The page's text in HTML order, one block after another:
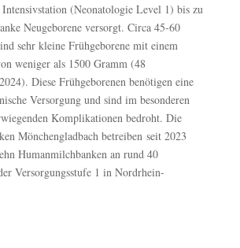
Intensivstation (Neonatologie Level 1) bis zu
Neugeborene versorgt. Circa 45-60
sehr kleine Frühgeborene mit einem
weniger als 1500 Gramm (48
Diese Frühgeborenen benötigen eine
Versorgung und sind im besonderen
Komplikationen bedroht. Die
Mönchengladbach betreiben seit 2023
Humanmilchbanken an rund 40
Versorgungsstufe 1 in Nordrhein-